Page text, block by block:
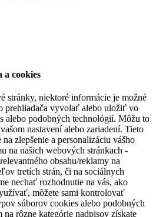
a cookies
stránky, niektoré informácie je možné
prehliadača vyvolať alebo uložiť vo
alebo podobných technológií. Môžu to
nastavení alebo zariadení. Tieto
zlepšenie a personalizáciu vášho
na našich webových stránkach -
obsahu/reklamy na
tretích strán, či na sociálnych
nechať rozhodnutie na vás, ako
môžete sami kontrolovať
súborov cookies alebo podobných
rôzne kategórie nadpisov získate